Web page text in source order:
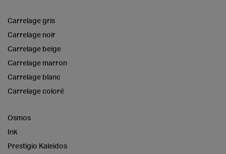
Carrelage gris
Carrelage noir
Carrelage beige
Carrelage marron
Carrelage blanc
Carrelage coloré
Osmos
Ink
Prestigio Kaleidos